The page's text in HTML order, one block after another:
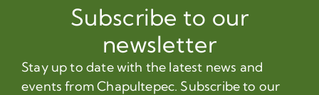
Subscribe to our
newsletter
Stay up to date with the latest news and
events from Chapultepec. Subscribe to our